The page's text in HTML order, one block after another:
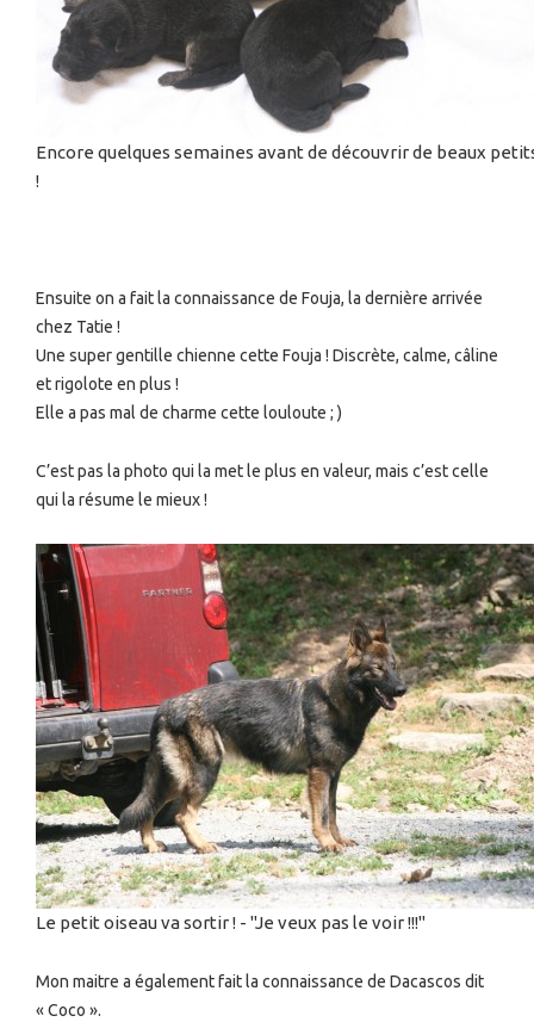
Encore quelques semaines avant de découvrir de beaux
!
Ensuite on a fait la connaissance de Fouja, la dernière arrivée
chez Tatie !
Une super gentille chienne cette Fouja ! Discrète, calme, câline
et rigolote en plus !
Elle a pas mal de charme cette louloute ; )
C’est pas la photo qui la met le plus en valeur, mais c’est celle
qui la résume le mieux !
Le petit oiseau va sortir ! - "Je veux pas le voir !!!"
Mon maitre a également fait la connaissance de Dacascos dit
« Coco ».